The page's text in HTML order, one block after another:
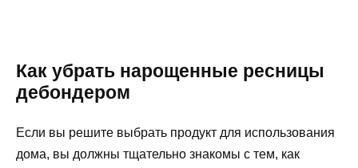
Как убрать нарощенные ресницы
дебондером
Если вы решите выбрать продукт для использования
дома, вы должны тщательно знакомы с тем, как